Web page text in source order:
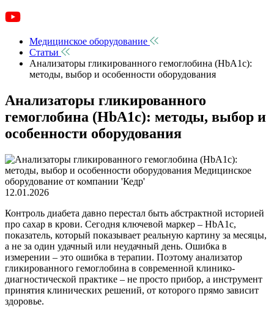
Медицинское оборудование
Статьи
Анализаторы гликированного гемоглобина (HbA1c):
методы, выбор и особенности оборудования
Анализаторы гликированного
гемоглобина (HbA1c): методы, выбор и
особенности оборудования
12.01.2026
Контроль диабета давно перестал быть абстрактной историей
про сахар в крови. Сегодня ключевой маркер – HbA1c,
показатель, который показывает реальную картину за месяцы,
а не за один удачный или неудачный день. Ошибка в
измерении – это ошибка в терапии. Поэтому анализатор
гликированного гемоглобина в современной клинико-
диагностической практике – не просто прибор, а инструмент
принятия клинических решений, от которого прямо зависит
здоровье.